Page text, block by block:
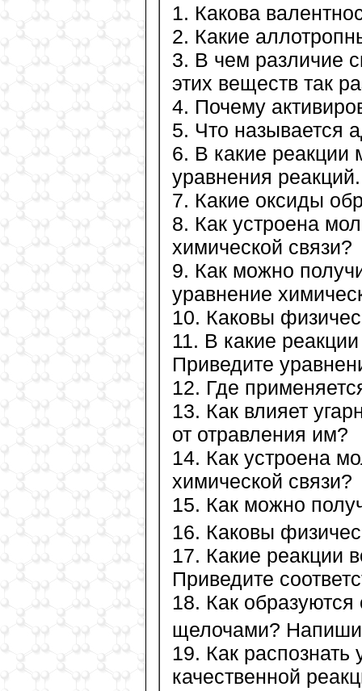
1. Какова
2. Какие
3. В чем различие
этих веществ так
4. Почему
5. Что называется
6. В какие реакции
уравнения реакций.
7. Какие оксиды
8. Как устроена
химической связи?
9. Как можно
уравнение
10. Каковы
11. В какие
Приведите
12. Где
13. Как влияет
от отравления им?
14. Как устроена
химической связи?
15. Как можно
16. Каковы
17. Какие реакции
Приведите
18. Как
щелочами?
19. Как
качественной